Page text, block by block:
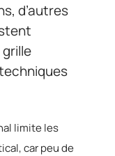
d’autres
limite les
car peu de